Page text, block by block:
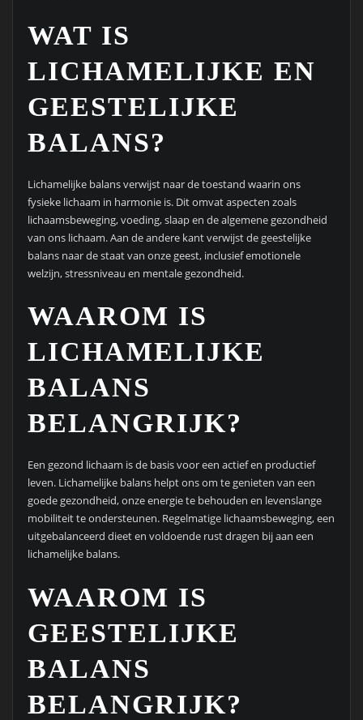
WAT IS
LICHAMELIJKE EN
GEESTELIJKE
BALANS?
Lichamelijke balans verwijst naar de toestand waarin ons
fysieke lichaam in harmonie is. Dit omvat aspecten zoals
lichaamsbeweging, voeding, slaap en de algemene gezondheid
van ons lichaam. Aan de andere kant verwijst de geestelijke
balans naar de staat van onze geest, inclusief emotionele
welzijn, stressniveau en mentale gezondheid.
WAAROM IS
LICHAMELIJKE
BALANS
BELANGRIJK?
Een gezond lichaam is de basis voor een actief en productief
leven. Lichamelijke balans helpt ons om te genieten van een
goede gezondheid, onze energie te behouden en levenslange
mobiliteit te ondersteunen. Regelmatige lichaamsbeweging, een
uitgebalanceerd dieet en voldoende rust dragen bij aan een
lichamelijke balans.
WAAROM IS
GEESTELIJKE
BALANS
BELANGRIJK?